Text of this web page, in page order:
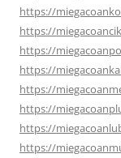
https://
https://
https://
https://
https://
https://
https://
https://